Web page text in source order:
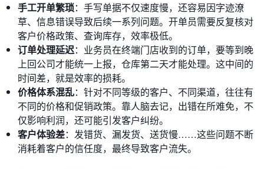
手工开单繁琐：手写单据不仅速度慢，还容易因字迹潦
草、信息错误导致后续一系列问题。开单员需要反复核对
客户价格政策、查询库存，效率极低。
订单处理延迟：业务员在终端门店收到的订单，要等到晚
上回公司才能统一上报，仓库第二天才能处理。这中间的
时间差，就是效率的损耗。
价格体系混乱：针对不同等级的客户、不同渠道，往往有
不同的价格和促销政策。靠人脑去记，出错在所难免，不
仅影响利润，还可能引发客户纠纷。
客户体验差：发错货、漏发货、送货慢……这些问题不断
消耗着客户的信任度，最终导致客户流失。